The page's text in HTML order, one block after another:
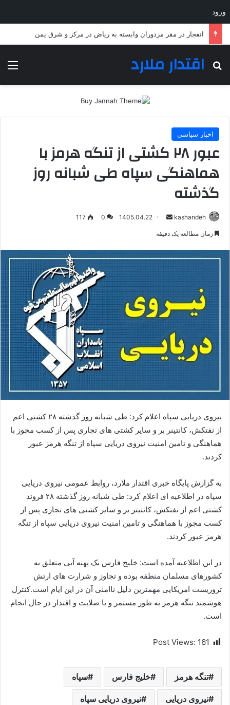
ورود
انفجار در مقر مزدوران وابسته به ریاض در مرکز و شرق یمن
اقتدار ملارد
جستجو برای
اخبار سیاسی
عبور ۲۸ کشتی از تنگه هرمز با
هماهنگی سپاه طی شبانه روز
گذشته
kashandeh
ارسال1405.04.22
0
117
زمان مطالعه یک دقیقه
نیروی دریایی سپاه اعلام کرد: طی شبانه روز گذشته ۲۸ کشتی اعم
از نفتکش، کانتینر بر و سایر کشتی های تجاری پس از کسب مجوز با
هماهنگی و تامین امنیت نیروی دریایی سپاه از تنگه هرمز عبور
کردند.
به گزارش پایگاه خبری اقتدار ملارد، روابط عمومی نیروی دریایی
سپاه در اطلاعیه ای اعلام کرد: طی شبانه روز گذشته ۲۸ فروند
کشتی اعم از نفتکش، کانتینر بر و سایر کشتی های تجاری پس از
کسب مجوز با هماهنگی و تامین امنیت نیروی دریایی سپاه از تنگه
هرمز عبور کردند.
در این اطلاعیه آمده است: خلیج فارس یک پهنه آبی متعلق به
کشورهای مسلمان منطقه بوده و تجاوز و شرارت های ارتش
تروریست امریکایی مهمترین دلیل ناامنی آن در این ایام است.کنترل
هوشمند تنگه هرمز به طور مستمر و با صلابت و اقتدار در حال انجام
است.
Post Views: 161
تنگه هرمز خلیج فارس سپاه
نیروی دریایی نیروی دریایی سپاه